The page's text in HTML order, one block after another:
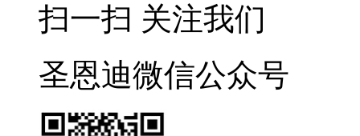
扫一扫 关注我们
圣恩迪微信公众号